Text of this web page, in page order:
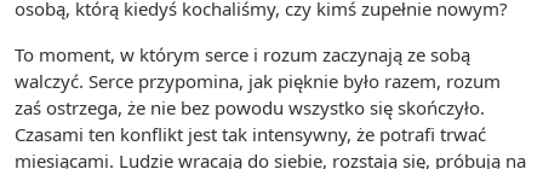
osobą, którą kiedyś kochaliśmy, czy kimś zupełnie nowym?
To moment, w którym serce i rozum zaczynają ze sobą
walczyć. Serce przypomina, jak pięknie było razem, rozum
zaś ostrzega, że nie bez powodu wszystko się skończyło.
Czasami ten konflikt jest tak intensywny, że potrafi trwać
miesiącami. Ludzie wracają do siebie, rozstają się, próbują na